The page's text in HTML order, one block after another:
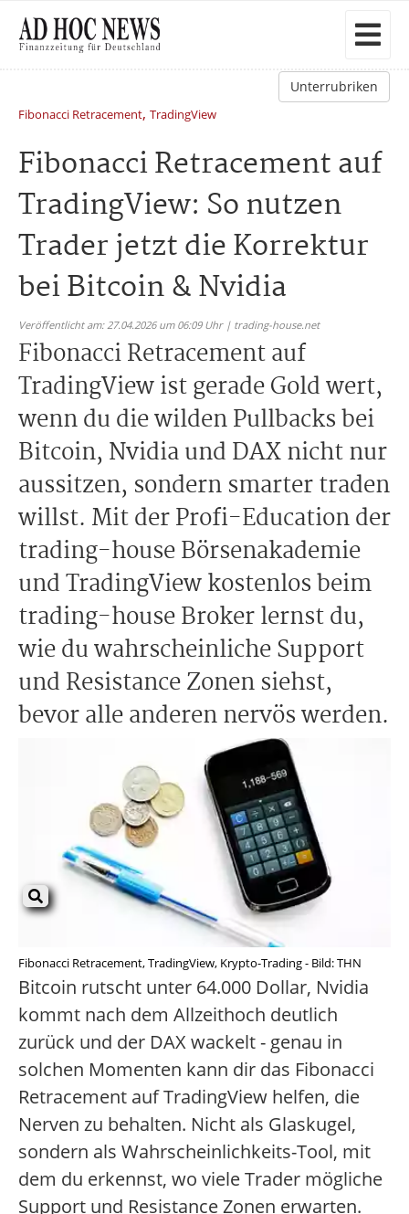
Unterrubriken
Fibonacci Retracement, TradingView
Fibonacci Retracement auf
TradingView: So nutzen
Trader jetzt die Korrektur
bei Bitcoin & Nvidia
Veröffentlicht am: 27.04.2026 um 06:09 Uhr | trading-house.net
Fibonacci Retracement auf
TradingView ist gerade Gold wert,
wenn du die wilden Pullbacks bei
Bitcoin, Nvidia und DAX nicht nur
aussitzen, sondern smarter traden
willst. Mit der Profi-Education der
trading-house Börsenakademie
und TradingView kostenlos beim
trading-house Broker lernst du,
wie du wahrscheinliche Support
und Resistance Zonen siehst,
bevor alle anderen nervös werden.
Fibonacci Retracement, TradingView, Krypto-Trading - Bild: THN
Bitcoin rutscht unter 64.000 Dollar, Nvidia
kommt nach dem Allzeithoch deutlich
zurück und der DAX wackelt - genau in
solchen Momenten kann dir das Fibonacci
Retracement auf TradingView helfen, die
Nerven zu behalten. Nicht als Glaskugel,
sondern als Wahrscheinlichkeits-Tool, mit
dem du erkennst, wo viele Trader mögliche
Support und Resistance Zonen erwarten.